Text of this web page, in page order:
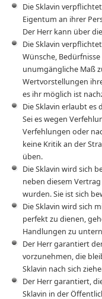
Die Sklavin
Eigentum an ihrer
Der Herr kann über
Die Sklavin
Wünsche,
unumgängliche Maß
Wertvorstellungen
es ihr möglich ist
Die Sklavin erlaubt es
Sei es wegen
Verfehlungen oder
keine Kritik an der
üben.
Die Sklavin wird sich
neben diesem
wurden. Sie ist sich
Die Sklavin wird sich
perfekt zu dienen,
Handlungen zu
Der Herr garantiert
vorzunehmen, die
Sklavin nach sich
Der Herr garantiert,
Sklavin in der